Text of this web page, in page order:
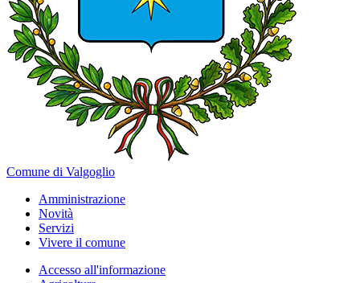
Comune di Valgoglio
Amministrazione
Novità
Servizi
Vivere il comune
Accesso all'informazione